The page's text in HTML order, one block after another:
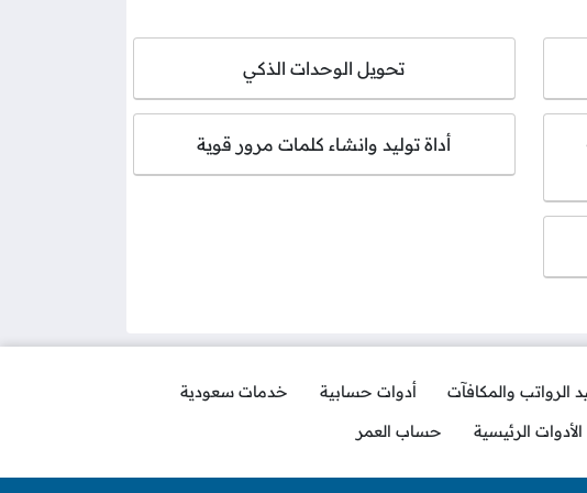
تحويل الوحدات الذكي
–
أداة توليد وانشاء كلمات مرور قوية
الرواتب والمكافآت أدوات حسابية
خدمات سعودية
الأدوات الرئيسية حساب العمر